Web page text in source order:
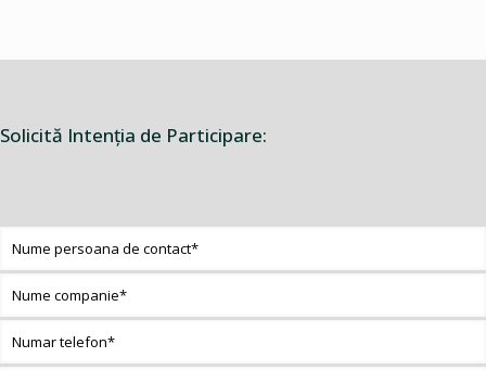
Solicită Intenţia de Participare: